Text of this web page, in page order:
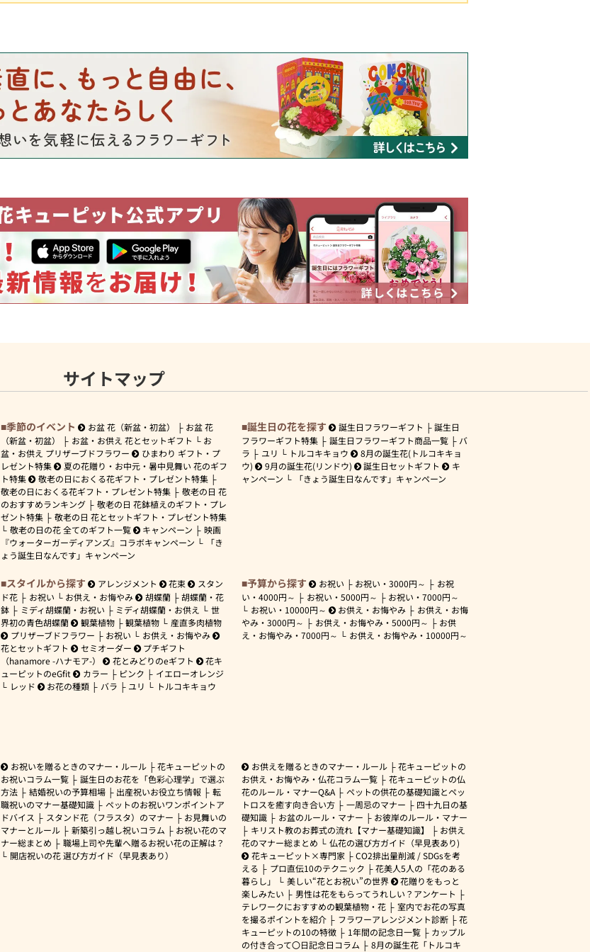
サイトマップ
季節のイベント お盆 花（新盆・初盆）
お盆 花
（新盆・初盆）
お盆・お供え 花とセットギフト
お
盆・お供え プリザーブドフラワー
ひまわり ギフト・プ
レゼント特集
夏の花贈り・お中元・暑中見舞い 花のギフ
ト特集
敬老の日におくる花ギフト・プレゼント特集
敬老の日におくる花ギフト・プレゼント特集
敬老の日 花
のおすすめランキング
敬老の日 花鉢植えのギフト・プレ
ゼント特集
敬老の日 花とセットギフト・プレゼント特集
敬老の日の花 全てのギフト一覧
キャンペーン
映画
『ウォーターガーディアンズ』コラボキャンペーン
「き
ょう誕生日なんです」キャンペーン
誕生日の花を探す 誕生日フラワーギフト
誕生日
フラワーギフト特集
誕生日フラワーギフト商品一覧
バ
ラ
ユリ トルコキキョウ
8月の誕生花(トルコキキョ
ウ)
9月の誕生花(リンドウ) 誕生日セットギフト
キ
ャンペーン
「きょう誕生日なんです」キャンペーン
スタイルから探す アレンジメント 花束
スタン
ド花
お祝い お供え・お悔やみ 胡蝶蘭
胡蝶蘭・花
鉢
ミディ胡蝶蘭・お祝い ミディ胡蝶蘭・お供え
世
界初の青色胡蝶蘭
観葉植物 観葉植物
産直多肉植物
プリザーブドフラワー
お祝い
お供え・お悔やみ
花とセットギフト
セミオーダー
プチギフト
（hanamore -ハナモア-）
花とみどりのeギフト
花キ
ューピットのeGfit
カラー ピンク
イエローオレンジ
レッド
お花の種類 バラ ユリ トルコキキョウ
予算から探す お祝い お祝い・3000円～
お祝
い・ 4000円～ お祝い・ 5000円～ お祝い・7000円～
お祝い・ 10000円～ お供え・お悔やみ
お供え・お悔
やみ・ 3000円～ お供え・お悔やみ・ 5000円～
お供
え・お悔やみ・ 7000円～ お供え・お悔やみ・ 10000円～
お祝いを贈るときのマナー・ルール
花キューピットの
お祝いコラム一覧
誕生日のお花を「色彩心理学」で選ぶ
方法
結婚祝いの予算相場 出産祝いお役立ち情報
転
職祝いのマナー基礎知識
ペットのお祝いワンポイントア
ドバイス
スタンド花（フラスタ）のマナー
お見舞いの
マナーとルール
新築引っ越し祝いコラム
お祝い花のマ
ナー総まとめ
職場上司や先輩へ贈るお祝い花の正解は？
開店祝いの花 選び方ガイド（早見表あり）
お供えを贈るときのマナー・ルール
花キューピットの
お供え・お悔やみ・仏花コラム一覧
花キューピットの仏
花のルール・マナーQ&A
ペットの供花の基礎知識とペッ
トロスを癒す向き合い方
一周忌のマナー
四十九日の基
礎知識
お盆のルール・マナー
お彼岸のルール・マナー
キリスト教のお葬式の流れ【マナー基礎知識】
お供え
花のマナー総まとめ
仏花の選び方ガイド（早見表あり)
花キューピット×専門家
CO2排出量削減 / SDGsを考
える
プロ直伝10のテクニック
花美人5人の「花のある
暮らし」
美しい“花とお祝い”の世界
花贈りをもっと
楽しみたい
男性は花をもらってうれしい？アンケート
テレワークにおすすめの観葉植物・花
室内でお花の写真
を撮るポイントを紹介
フラワーアレンジメント診断
花
キューピットの10の特徴
1年間の記念日一覧
カップル
の付き合って〇日記念日コラム
8月の誕生花「トルコキ